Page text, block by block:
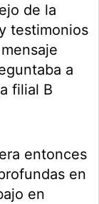
de la
testimonios
a
filial B
entonces
en
en